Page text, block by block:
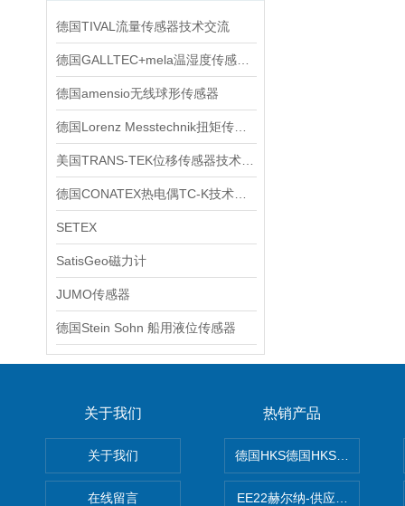
德国TIVAL流量传感器技术交流
德国amensio无线球形传感器
SETEX
SatisGeo磁力计
JUMO传感器
德国Stein Sohn 船用液位传感器
关于我们
关于我们
在线留言
热销产品
德国HKS德国HKS液压旋转摆
EE22赫尔纳-供应